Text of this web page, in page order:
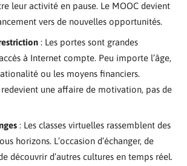
leur activité en pause. Le MOOC devient
vers de nouvelles opportunités.
: Les portes sont grandes
à Internet compte. Peu importe l’âge,
ou les moyens financiers.
redevient une affaire de motivation, pas de
: Les classes virtuelles rassemblent des
horizons. L’occasion d’échanger, de
découvrir d’autres cultures en temps réel.